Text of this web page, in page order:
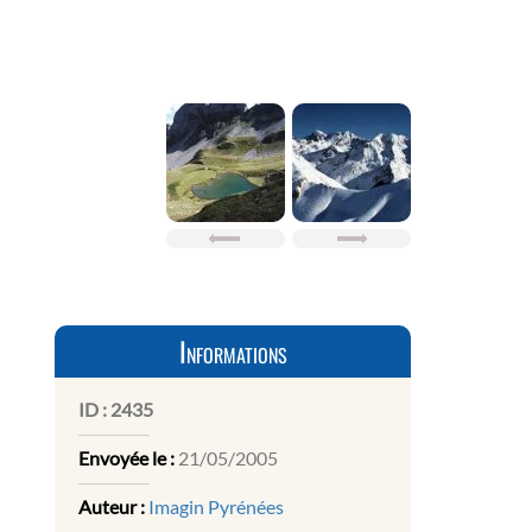
Informations
ID : 2435
Envoyée le : 21/05/2005
Auteur : Imagin Pyrénées